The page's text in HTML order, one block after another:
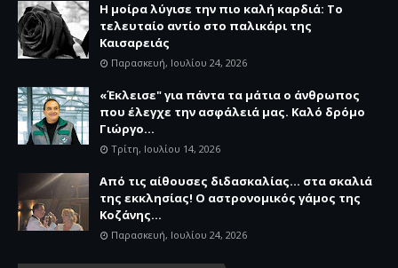
Η μοίρα λύγισε την πιο καλή καρδιά: Το
τελευταίο αντίο στο παλικάρι της
Καισαρειάς
Παρασκευή, Ιουλίου 24, 2026
«Έκλεισε" για πάντα τα μάτια ο άνθρωπος
που έλεγχε την ασφάλειά μας. Καλό δρόμο
Γιώργο...
Τρίτη, Ιουλίου 14, 2026
Από τις αίθουσες διδασκαλίας… στα σκαλιά
της εκκλησίας! Ο αστρονομικός γάμος της
Κοζάνης...
Παρασκευή, Ιουλίου 24, 2026